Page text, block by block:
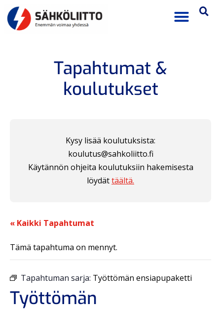
Tapahtumat &
koulutukset
Kysy lisää koulutuksista:
koulutus@sahkoliitto.fi
Käytännön ohjeita koulutuksiin hakemisesta
löydättäältä.
« Kaikki Tapahtumat
Tämä tapahtuma on mennyt.
Tapahtuman sarja: Työttömän ensiapupaketti
Työttömän